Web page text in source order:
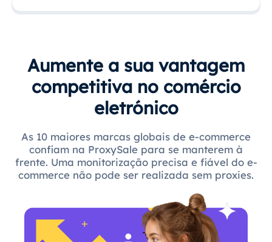
Aumente a sua vantagem
competitiva no comércio
eletrónico
As 10 maiores marcas globais de e-commerce
confiam na ProxySale para se manterem à
frente. Uma monitorização precisa e fiável do e-
commerce não pode ser realizada sem proxies.